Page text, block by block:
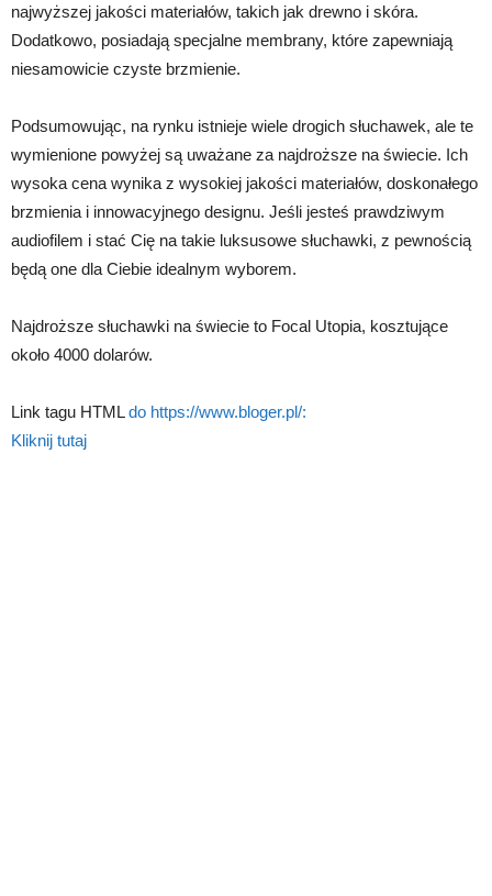
najwyższej jakości materiałów, takich jak drewno i skóra.
Dodatkowo, posiadają specjalne membrany, które zapewniają
niesamowicie czyste brzmienie.
Podsumowując, na rynku istnieje wiele drogich słuchawek, ale te
wymienione powyżej są uważane za najdroższe na świecie. Ich
wysoka cena wynika z wysokiej jakości materiałów, doskonałego
brzmienia i innowacyjnego designu. Jeśli jesteś prawdziwym
audiofilem i stać Cię na takie luksusowe słuchawki, z pewnością
będą one dla Ciebie idealnym wyborem.
Najdroższe słuchawki na świecie to Focal Utopia, kosztujące
około 4000 dolarów.
Link tagu HTMLdo https://www.bloger.pl/:
Kliknij tutaj